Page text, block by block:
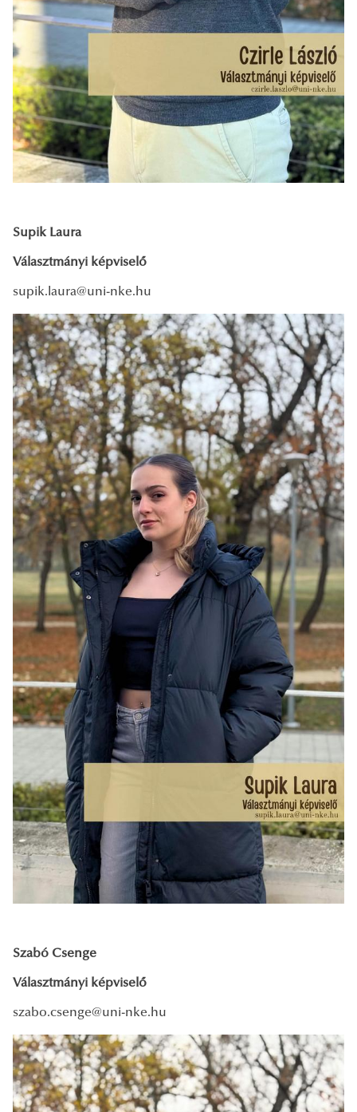
Supik Laura
Választmányi képviselő
supik.laura@uni-nke.hu
Szabó Csenge
Választmányi képviselő
szabo.csenge@uni-nke.hu